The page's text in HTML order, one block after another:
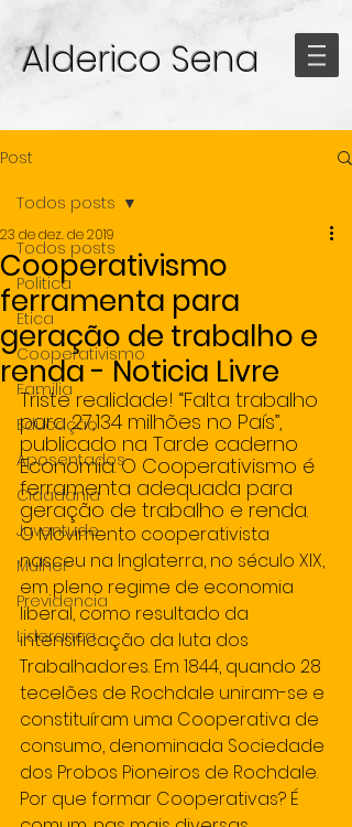
Alderico Sena
Post
Todos posts
Politica
Etica
Cooperativismo
Familia
Educação
Aposentados
Cidadania
Juventude
Mulher
Previdencia
Lideranca
Todos posts
Cooperativismo
ferramenta para
geração de trabalho e
renda - Noticia Livre
23 de dez. de 2019
Triste realidade! “Falta trabalho
para 27,134 milhões no País”,
publicado na Tarde caderno
Economia. O Cooperativismo é
ferramenta adequada para
geração de trabalho e renda.
O Movimento cooperativista
nasceu na Inglaterra, no século XIX,
em pleno regime de economia
liberal, como resultado da
intensificação da luta dos
Trabalhadores. Em 1844, quando 28
tecelões de Rochdale uniram-se e
constituíram uma Cooperativa de
consumo, denominada Sociedade
dos Probos Pioneiros de Rochdale.
Por que formar Cooperativas? É